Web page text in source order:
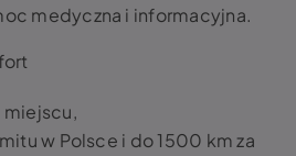
medyczna i informacyjna.
miejscu,
w Polsce i do 1500 km za